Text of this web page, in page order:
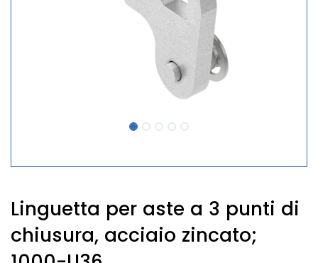
Linguetta per aste a 3 punti di
chiusura, acciaio zincato;